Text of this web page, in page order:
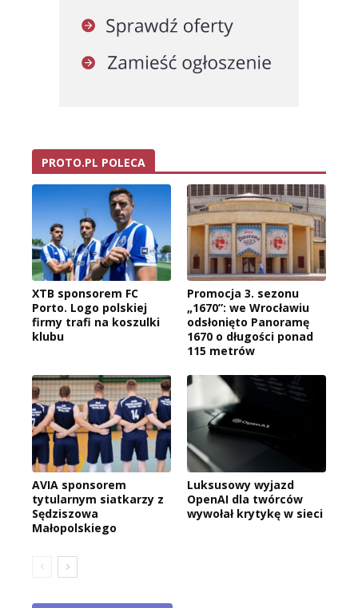
PROTO.PL POLECA
XTB sponsorem FC
Porto. Logo polskiej
firmy trafi na koszulki
klubu
Promocja 3. sezonu
„1670”: we Wrocławiu
odsłonięto Panoramę
1670 o długości ponad
115 metrów
AVIA sponsorem
tytularnym siatkarzy z
Sędziszowa
Małopolskiego
Luksusowy wyjazd
OpenAI dla twórców
wywołał krytykę w sieci